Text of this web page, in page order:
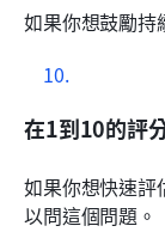
如果你想鼓勵持
在1到10的評
如果你想快速評
以問這個問題。